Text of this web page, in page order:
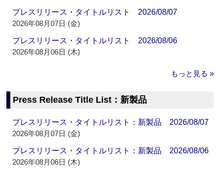
プレスリリース・タイトルリスト 2026/08/07
2026年08月07日 (金)
プレスリリース・タイトルリスト 2026/08/06
2026年08月06日 (木)
もっと見る »
Press Release Title List：新製品
プレスリリース・タイトルリスト：新製品 2026/08/07
2026年08月07日 (金)
プレスリリース・タイトルリスト：新製品 2026/08/06
2026年08月06日 (木)